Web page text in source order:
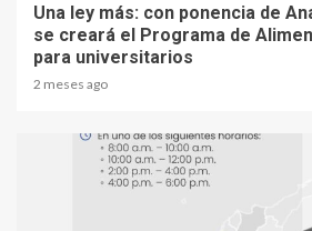
Una ley más: con ponencia de
se creará el Programa de
para universitarios
2 meses ago